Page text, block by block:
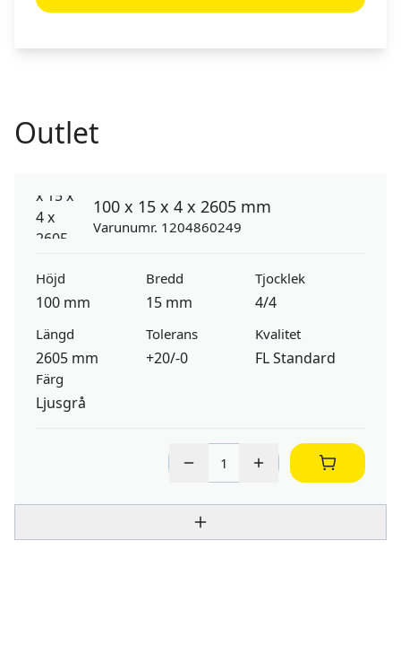
Outlet
100 x 15 x 4 x 2605 mm
Varunumr. 1204860249
Höjd
100 mm
Bredd
15 mm
Tjocklek
4/4
Längd
2605 mm
Tolerans
+20/-0
Kvalitet
FL Standard
Färg
Ljusgrå